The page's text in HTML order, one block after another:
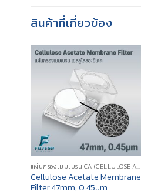
สินค้าที่เกี่ยวข้อง
แผ่นกรองเมมเบรน CA (CELLULOSE ACETATE MEMBRANE FILTER)
Cellulose Acetate Membrane
Filter 47mm, 0.45μm